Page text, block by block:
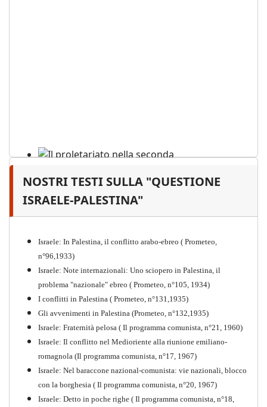
Il proletariato nella seconda
guerra mondiale e nella
NOSTRI TESTI SULLA "QUESTIONE
ISRAELE-PALESTINA"
Israele: In Palestina, il conflitto arabo-ebreo ( Prometeo,
n°96,1933)
Israele: Note internazionali: Uno sciopero in Palestina, il
problema "nazionale" ebreo ( Prometeo, n°105, 1934)
I conflitti in Palestina ( Prometeo, n°131,1935)
Gli avvenimenti in Palestina (Prometeo, n°132,1935)
Israele: Fraternità pelosa ( Il programma comunista, n°21, 1960)
Israele: Il conflitto nel Medioriente alla riunione emiliano-
romagnola (Il programma comunista, n°17, 1967)
Israele: Nel baraccone nazional-comunista: vie nazionali, blocco
con la borghesia ( Il programma comunista, n°20, 1967)
Israele: Detto in poche righe ( Il programma comunista, n°18,